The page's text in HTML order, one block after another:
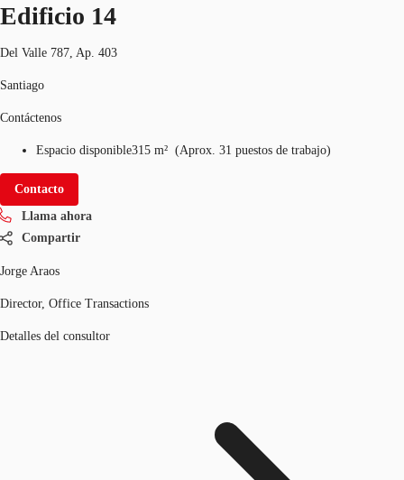
Edificio 14
Del Valle 787, Ap. 403
Santiago
Contáctenos
Espacio disponible315 m² (Aprox. 31 puestos de trabajo)
Contacto
Llama ahora
Compartir
Jorge Araos
Director, Office Transactions
Detalles del consultor